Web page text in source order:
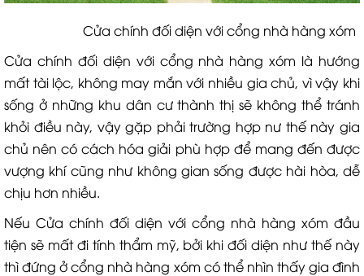
Cửa chính đối diện với cổng nhà hàng xóm
Cửa chính đối diện với cổng nhà hàng xóm là hướng
mất tài lộc, không may mắn với nhiều gia chủ, vì vậy khi
sống ở những khu dân cư thành thị sẽ không thể tránh
khỏi điều này, vậy gặp phải trường hợp nư thế này gia
chủ nên có cách hóa giải phù hợp để mang đến được
vượng khí cũng như không gian sống được hài hòa, dễ
chịu hơn nhiều.
Nếu Cửa chính đối diện với cổng nhà hàng xóm đầu
tiện sẽ mất đi tính thẩm mỹ, bởi khi đối diện như thế này
thì đứng ở cổng nhà hàng xóm có thể nhìn thấy gia đình